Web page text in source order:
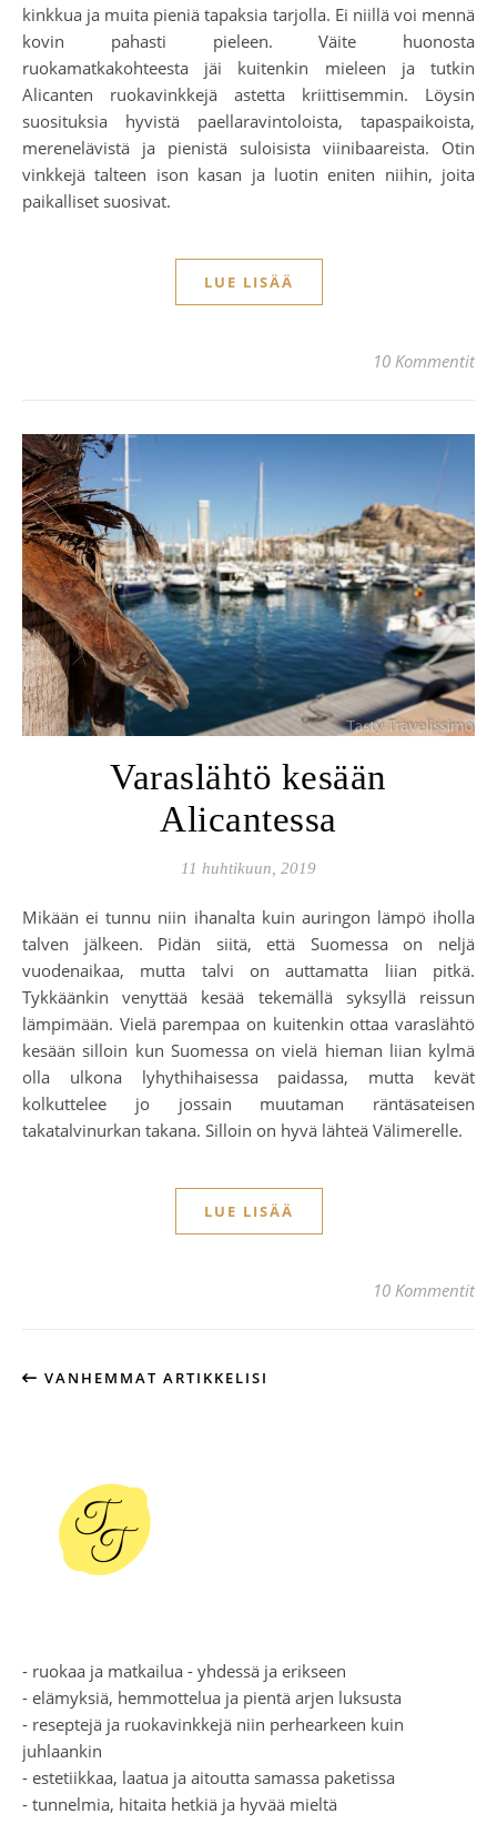
kinkkua ja muita pieniä tapaksia tarjolla. Ei niillä voi mennä
kovin pahasti pieleen. Väite huonosta
ruokamatkakohteesta jäi kuitenkin mieleen ja tutkin
Alicanten ruokavinkkejä astetta kriittisemmin. Löysin
suosituksia hyvistä paellaravintoloista, tapaspaikoista,
merenelävistä ja pienistä suloisista viinibaareista. Otin
vinkkejä talteen ison kasan ja luotin eniten niihin, joita
paikalliset suosivat.
LUE LISÄÄ
10 Kommentit
Varaslähtö kesään
Alicantessa
11 huhtikuun, 2019
Mikään ei tunnu niin ihanalta kuin auringon lämpö iholla
talven jälkeen. Pidän siitä, että Suomessa on neljä
vuodenaikaa, mutta talvi on auttamatta liian pitkä.
Tykkäänkin venyttää kesää tekemällä syksyllä reissun
lämpimään. Vielä parempaa on kuitenkin ottaa varaslähtö
kesään silloin kun Suomessa on vielä hieman liian kylmä
olla ulkona lyhythihaisessa paidassa, mutta kevät
kolkuttelee jo jossain muutaman räntäsateisen
takatalvinurkan takana. Silloin on hyvä lähteä Välimerelle.
LUE LISÄÄ
10 Kommentit
VANHEMMAT ARTIKKELISI
- ruokaa ja matkailua - yhdessä ja erikseen
- elämyksiä, hemmottelua ja pientä arjen luksusta
- reseptejä ja ruokavinkkejä niin perhearkeen kuin
juhlaankin
- estetiikkaa, laatua ja aitoutta samassa paketissa
- tunnelmia, hitaita hetkiä ja hyvää mieltä